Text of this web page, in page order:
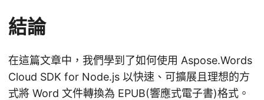
結論
在這篇文章中，我們學到了如何使用 Aspose.Words
Cloud SDK for Node.js 以快速、可擴展且理想的方
式將 Word 文件轉換為 EPUB(響應式電子書)格式。